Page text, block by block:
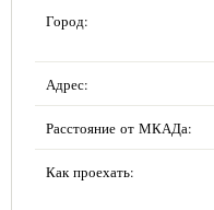
Город:
Адрес:
Расстояние от МКАДа:
Как проехать: